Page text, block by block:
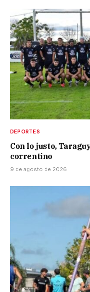
DEPORTES
Con lo justo,
correntino
9 de agosto de 2026